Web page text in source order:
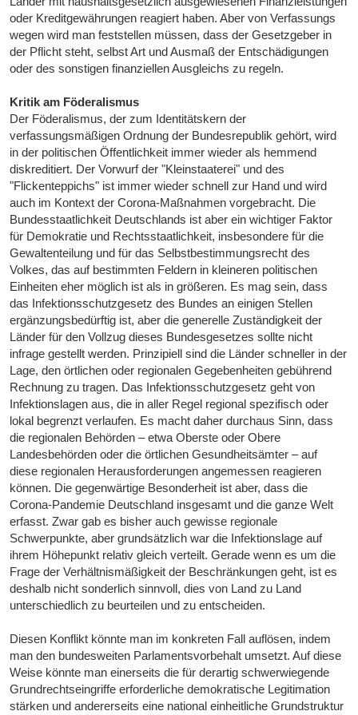
oder Kreditgewährungen reagiert haben. Aber von Verfassungs
wegen wird man feststellen müssen, dass der Gesetzgeber in
der Pflicht steht, selbst Art und Ausmaß der Entschädigungen
oder des sonstigen finanziellen Ausgleichs zu regeln.
Kritik am Föderalismus
Der Föderalismus, der zum Identitätskern der
verfassungsmäßigen Ordnung der Bundesrepublik gehört, wird
in der politischen Öffentlichkeit immer wieder als hemmend
diskreditiert. Der Vorwurf der "Kleinstaaterei" und des
"Flickenteppichs" ist immer wieder schnell zur Hand und wird
auch im Kontext der Corona-Maßnahmen vorgebracht. Die
Bundesstaatlichkeit Deutschlands ist aber ein wichtiger Faktor
für Demokratie und Rechtsstaatlichkeit, insbesondere für die
Gewaltenteilung und für das Selbstbestimmungsrecht des
Volkes, das auf bestimmten Feldern in kleineren politischen
Einheiten eher möglich ist als in größeren. Es mag sein, dass
das Infektionsschutzgesetz des Bundes an einigen Stellen
ergänzungsbedürftig ist, aber die generelle Zuständigkeit der
Länder für den Vollzug dieses Bundesgesetzes sollte nicht
infrage gestellt werden. Prinzipiell sind die Länder schneller in der
Lage, den örtlichen oder regionalen Gegebenheiten gebührend
Rechnung zu tragen. Das Infektionsschutzgesetz geht von
Infektionslagen aus, die in aller Regel regional spezifisch oder
lokal begrenzt verlaufen. Es macht daher durchaus Sinn, dass
die regionalen Behörden – etwa Oberste oder Obere
Landesbehörden oder die örtlichen Gesundheitsämter – auf
diese regionalen Herausforderungen angemessen reagieren
können. Die gegenwärtige Besonderheit ist aber, dass die
Corona-Pandemie Deutschland insgesamt und die ganze Welt
erfasst. Zwar gab es bisher auch gewisse regionale
Schwerpunkte, aber grundsätzlich war die Infektionslage auf
ihrem Höhepunkt relativ gleich verteilt. Gerade wenn es um die
Frage der Verhältnismäßigkeit der Beschränkungen geht, ist es
deshalb nicht sonderlich sinnvoll, dies von Land zu Land
unterschiedlich zu beurteilen und zu entscheiden.
Diesen Konflikt könnte man im konkreten Fall auflösen, indem
man den bundesweiten Parlamentsvorbehalt umsetzt. Auf diese
Weise könnte man einerseits die für derartig schwerwiegende
Grundrechtseingriffe erforderliche demokratische Legitimation
stärken und andererseits eine national einheitliche Grundstruktur